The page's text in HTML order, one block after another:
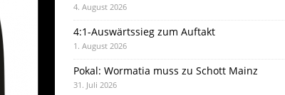
4. August 2026
4:1-Auswärtssieg zum Auftakt
1. August 2026
Pokal: Wormatia muss zu Schott Mainz
31. Juli 2026